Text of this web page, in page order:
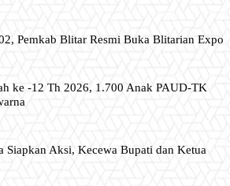
Pemkab Blitar Resmi Buka Blitarian Expo
ke -12 Th 2026, 1.700 Anak PAUD-TK
Siapkan Aksi, Kecewa Bupati dan Ketua